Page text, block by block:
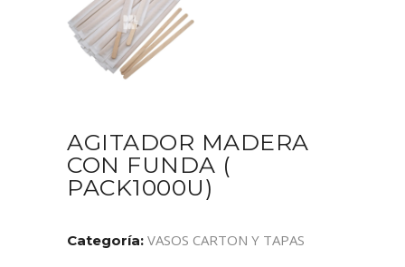
AGITADOR MADERA
CON FUNDA (
PACK1000U)
Categoría: VASOS CARTON Y TAPAS